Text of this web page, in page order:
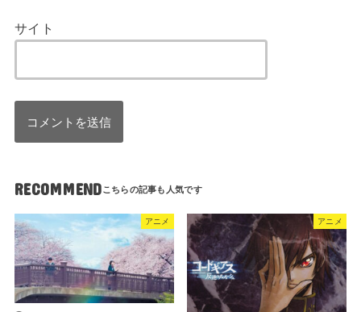
サイト
RECOMMEND
アニメ アニメ